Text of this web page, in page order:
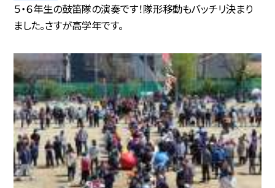
５・６年生の鼓笛隊の演奏です！隊形移動もバッチリ決まり
ました。さすが高学年です。